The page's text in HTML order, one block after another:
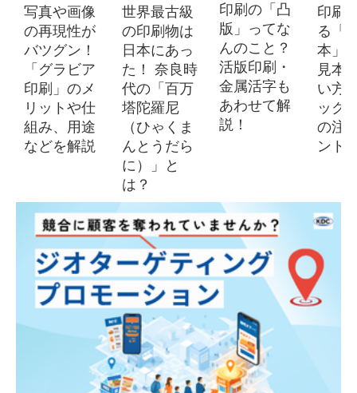
写真や画像
の再現性が
バツグン！
「グラビア
印刷」のメ
リットや仕
組み、用途
などを解説
世界最古級
の印刷物は
日本にあっ
た！ 奈良時
代の「百万
塔陀羅尼
（ひゃくま
んとうだら
に）」と
は？
印刷の「凸
版」ってな
んのこと？
活版印刷・
金属活字も
あわせて解
説！
印刷
る「
本」
見本
い方
ック
の注
ント